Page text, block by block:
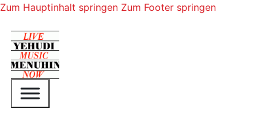
Zum Hauptinhalt springen Zum Footer springen